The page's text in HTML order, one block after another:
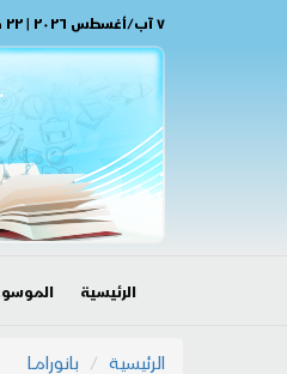
٧ آب/أغسطس ٢٠٢٦ | ٢٢ صفر ١٤٤٨ هـ
الرئيسية
الرئيسية بانورامــا